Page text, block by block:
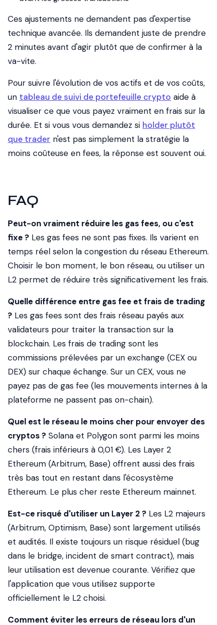
Ces ajustements ne demandent pas d'expertise
technique avancée. Ils demandent juste de prendre
2 minutes avant d'agir plutôt que de confirmer à la
va-vite.
Pour suivre l'évolution de vos actifs et de vos coûts,
un tableau de suivi de portefeuille crypto aide à
visualiser ce que vous payez vraiment en frais sur la
durée. Et si vous vous demandez si holder plutôt
que trader n'est pas simplement la stratégie la
moins coûteuse en fees, la réponse est souvent oui.
FAQ
Peut-on vraiment réduire les gas fees, ou c'est
fixe ? Les gas fees ne sont pas fixes. Ils varient en
temps réel selon la congestion du réseau Ethereum.
Choisir le bon moment, le bon réseau, ou utiliser un
L2 permet de réduire très significativement les frais.
Quelle différence entre gas fee et frais de trading
? Les gas fees sont des frais réseau payés aux
validateurs pour traiter la transaction sur la
blockchain. Les frais de trading sont les
commissions prélevées par un exchange (CEX ou
DEX) sur chaque échange. Sur un CEX, vous ne
payez pas de gas fee (les mouvements internes à la
plateforme ne passent pas on-chain).
Quel est le réseau le moins cher pour envoyer des
cryptos ? Solana et Polygon sont parmi les moins
chers (frais inférieurs à 0,01 €). Les Layer 2
Ethereum (Arbitrum, Base) offrent aussi des frais
très bas tout en restant dans l'écosystème
Ethereum. Le plus cher reste Ethereum mainnet.
Est-ce risqué d'utiliser un Layer 2 ? Les L2 majeurs
(Arbitrum, Optimism, Base) sont largement utilisés
et audités. Il existe toujours un risque résiduel (bug
dans le bridge, incident de smart contract), mais
leur utilisation est devenue courante. Vérifiez que
l'application que vous utilisez supporte
officiellement le L2 choisi.
Comment éviter les erreurs de réseau lors d'un